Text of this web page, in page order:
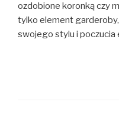
ozdobione koronką czy
tylko element
swojego stylu i poczucia